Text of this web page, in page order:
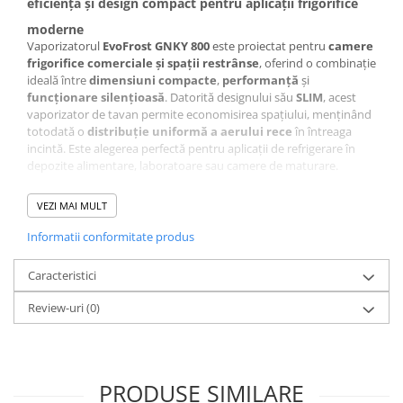
moderne
Vaporizatorul EvoFrost GNKY 800este proiectat pentru camere
frigorifice comerciale și spații restrânse, oferind o combinație
ideală întredimensiuni compacte, performanță și
funcționare silențioasă. Datorită designului său SLIM, acest
vaporizator de tavan permite economisirea spațiului, menținând
totodată o distribuție uniformă a aerului rece în întreaga
incintă. Este alegerea perfectă pentru aplicații de refrigerare în
depozite alimentare, laboratoare sau camere de maturare.
✅Caracteristici tehnice principale:
Model:GNKY 800
Tip:vaporizator de tavan SLIM pentru refrigerare
comercială
Putere frigorifică:800 W
Tip montaj:
tavan suspendat / aplicații cu spațiu limitat
Număr ventilatoare:1 ventilator axial
aplicații de frigotehnie profesională | EvoFrost
VEZI MAI MULT
Informatii conformitate produs
Caracteristici
Review-uri(0)
PRODUSE SIMILARE